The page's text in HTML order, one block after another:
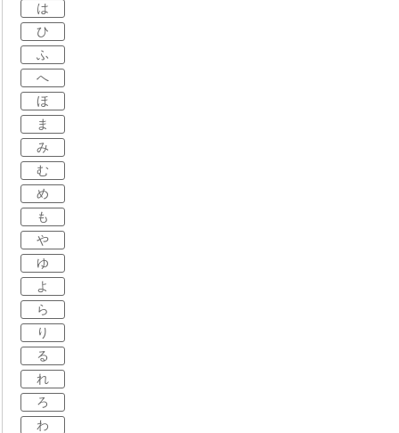
は
ひ
ふ
へ
ほ
ま
み
む
め
も
や
ゆ
よ
ら
り
る
れ
ろ
わ